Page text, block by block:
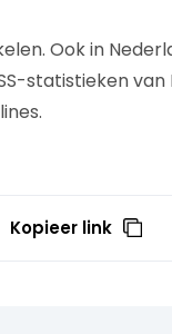
Ook in
statistieken
Kopieer link